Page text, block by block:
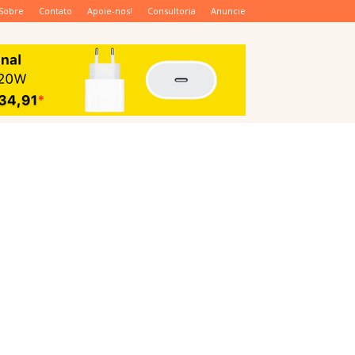
Sobre Contato Apoie-nos! Consultoria Anuncie